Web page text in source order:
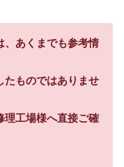
、あくまでも参考情
たものではありませ
理工場様へ直接ご確